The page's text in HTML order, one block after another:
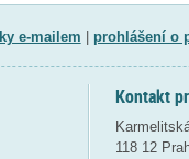
e-mailem prohlášení o
Kontakt
118 12